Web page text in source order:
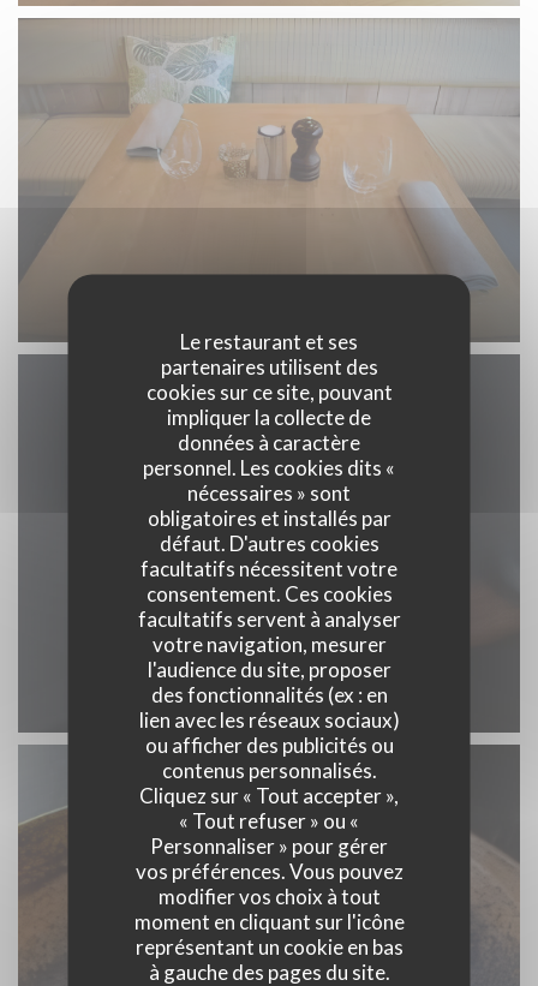
Le restaurant et ses
partenaires utilisent des
cookies sur ce site, pouvant
impliquer la collecte de
données à caractère
personnel. Les cookies dits «
nécessaires » sont
obligatoires et installés par
défaut. D'autres cookies
facultatifs nécessitent votre
consentement. Ces cookies
facultatifs servent à analyser
votre navigation, mesurer
l'audience du site, proposer
des fonctionnalités (ex : en
lien avec les réseaux sociaux)
ou afficher des publicités ou
contenus personnalisés.
Cliquez sur « Tout accepter »,
« Tout refuser » ou «
Personnaliser » pour gérer
vos préférences. Vous pouvez
modifier vos choix à tout
moment en cliquant sur l'icône
représentant un cookie en bas
à gauche des pages du site.